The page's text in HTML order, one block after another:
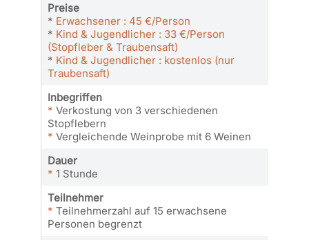
Preise
* Erwachsener : 45 €/Person
* Kind & Jugendlicher : 33 €/Person
(Stopfleber & Traubensaft)
* Kind & Jugendlicher : kostenlos (nur
Traubensaft)
Inbegriffen
* Verkostung von 3 verschiedenen
Stopflebern
* Vergleichende Weinprobe mit 6 Weinen
Dauer
* 1 Stunde
Teilnehmer
* Teilnehmerzahl auf 15 erwachsene
Personen begrenzt